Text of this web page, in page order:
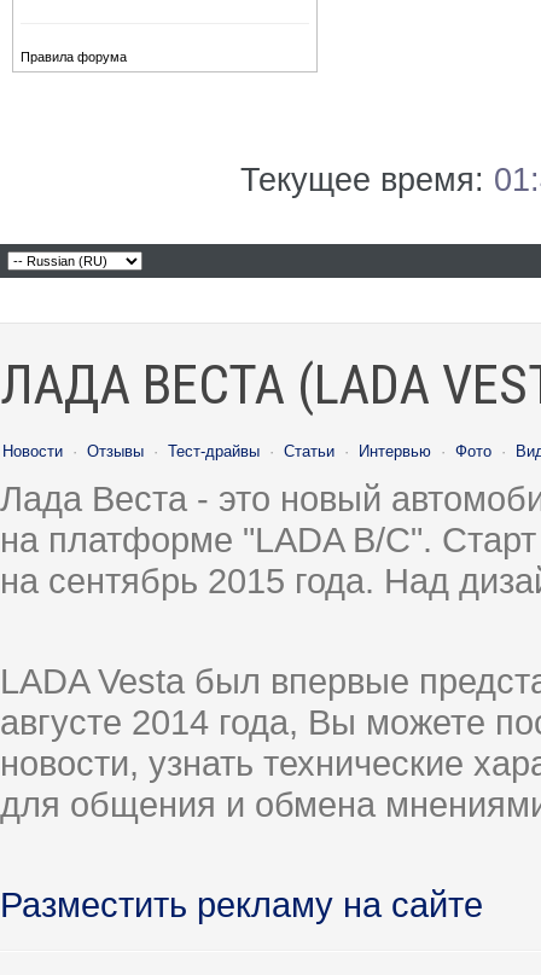
Правила форума
Текущее время:
ЛАДА ВЕСТА (LADA
Новости · Отзывы · Тест-драйвы · Статьи · Интервью · Фото ·
Лада Веста - это новый
на платформе "LADA B/C".
на сентябрь 2015 года. Над
LADA Vesta был впервые
августе 2014 года, Вы можете
новости, узнать технические
для общения и обмена
Разместить рекламу на сайте